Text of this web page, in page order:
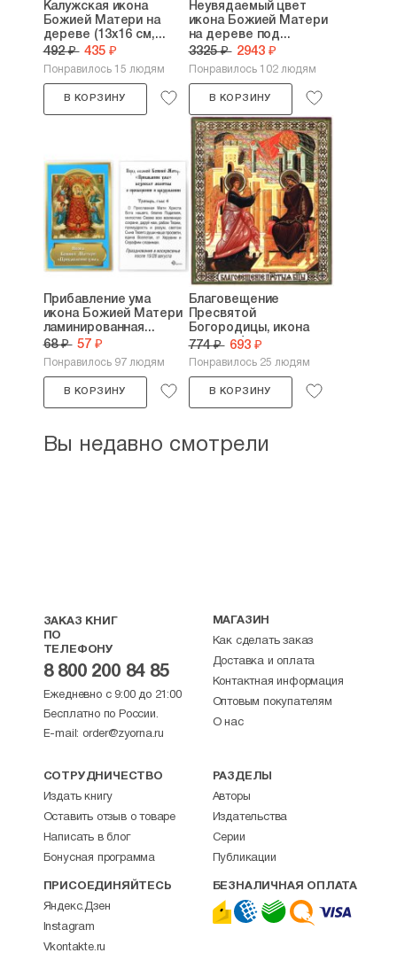
Калужская икона
Божией Матери на
дереве (13х16 см,...
492 ₽ 435 ₽
Понравилось 15 людям
В КОРЗИНУ
Неувядаемый цвет
икона Божией Матери
на дереве под...
3325 ₽ 2943 ₽
Понравилось 102 людям
В КОРЗИНУ
Прибавление ума
икона Божией Матери
ламинированная...
68 ₽ 57 ₽
Понравилось 97 людям
В КОРЗИНУ
Благовещение
Пресвятой
Богородицы, икона
литография...
774 ₽ 693 ₽
Понравилось 25 людям
В КОРЗИНУ
Вы недавно смотрели
ЗАКАЗ КНИГ
ПО
ТЕЛЕФОНУ
8 800 200 84 85
Ежедневно с 9:00 до 21:00
Бесплатно по России.
E-mail: order@zyorna.ru
МАГАЗИН
Как сделать заказ
Доставка и оплата
Контактная информация
Оптовым покупателям
О нас
СОТРУДНИЧЕСТВО
Издать книгу
Оставить отзыв о товаре
Написать в блог
Бонусная программа
РАЗДЕЛЫ
Авторы
Издательства
Серии
Публикации
ПРИСОЕДИНЯЙТЕСЬ
Яндекс.Дзен
Instagram
Vkontakte.ru
БЕЗНАЛИЧНАЯ ОПЛАТА